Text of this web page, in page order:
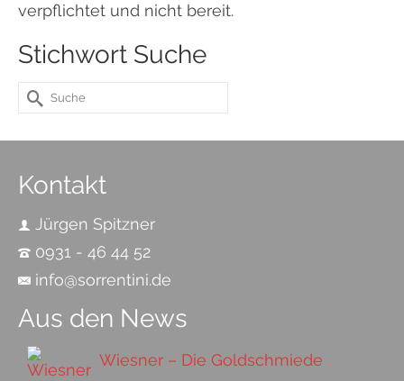
verpflichtet und nicht bereit.
Stichwort Suche
Suche
nach:
Kontakt
Jürgen Spitzner
0931 - 46 44 52
info@sorrentini.de
Aus den News
Wiesner – Die Goldschmiede